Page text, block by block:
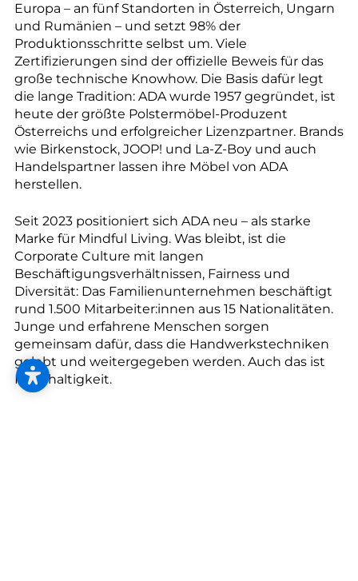
Europa – an fünf Standorten in Österreich, Ungarn
und Rumänien – und setzt 98% der
Produktionsschritte selbst um. Viele
Zertifizierungen sind der offizielle Beweis für das
große technische Knowhow. Die Basis dafür legt
die lange Tradition: ADA wurde 1957 gegründet, ist
heute der größte Polstermöbel-Produzent
Österreichs und erfolgreicher Lizenzpartner. Brands
wie Birkenstock, JOOP! und La-Z-Boy und auch
Handelspartner lassen ihre Möbel von ADA
herstellen.
Seit 2023 positioniert sich ADA neu – als starke
Marke für Mindful Living. Was bleibt, ist die
Corporate Culture mit langen
Beschäftigungsverhältnissen, Fairness und
Diversität: Das Familienunternehmen beschäftigt
rund 1.500 Mitarbeiter:innen aus 15 Nationalitäten.
Junge und erfahrene Menschen sorgen
gemeinsam dafür, dass die Handwerkstechniken
gelebt und weitergegeben werden. Auch das ist
Nachhaltigkeit.